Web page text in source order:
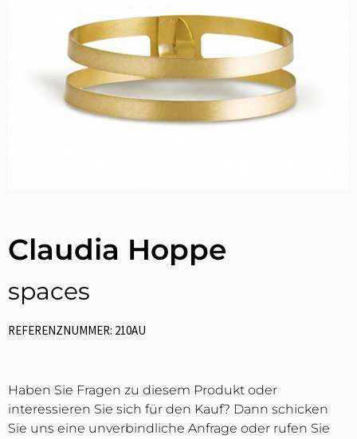
Claudia Hoppe
spaces
REFERENZNUMMER: 210AU
Haben Sie Fragen zu diesem Produkt oder
interessieren Sie sich für den Kauf? Dann schicken
Sie uns eine unverbindliche Anfrage oder rufen Sie